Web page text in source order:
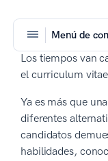
Menú de
Los tiempos van
el curriculum
Ya es más que
diferentes
candidatos
habilidades,